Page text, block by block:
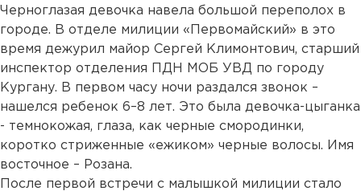
Черноглазая девочка навела большой переполох в
городе. В отделе милиции «Первомайский» в это
время дежурил майор Сергей Климонтович, старший
инспектор отделения ПДН МОБ УВД по городу
Кургану. В первом часу ночи раздался звонок –
нашелся ребенок 6–8 лет. Это была девочка-цыганка
- темнокожая, глаза, как черные смородинки,
коротко стриженные «ежиком» черные волосы. Имя
восточное – Розана.
После первой встречи с малышкой милиции стало